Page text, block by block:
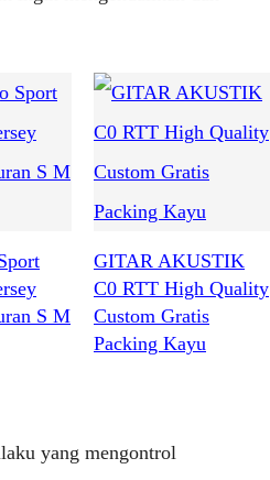
S M
GITAR AKUSTIK
C0 RTT High Quality
Custom Gratis
Packing Kayu
yang mengontrol